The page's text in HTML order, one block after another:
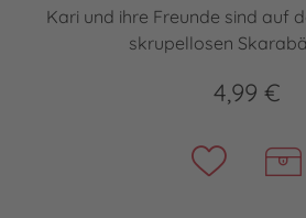
Kari und ihre Freunde sind auf
skrupellosen
4,99 €